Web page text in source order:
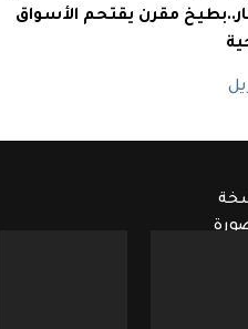
مقرن يقتحم الأسواق